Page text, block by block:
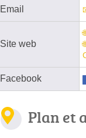
Email
Site web
Facebook
Plan et